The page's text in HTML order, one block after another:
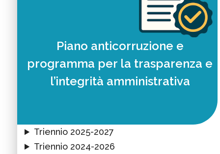
Piano anticorruzione e
programma per la trasparenza e
l’integrità amministrativa
Triennio 2025-2027
Triennio 2024-2026